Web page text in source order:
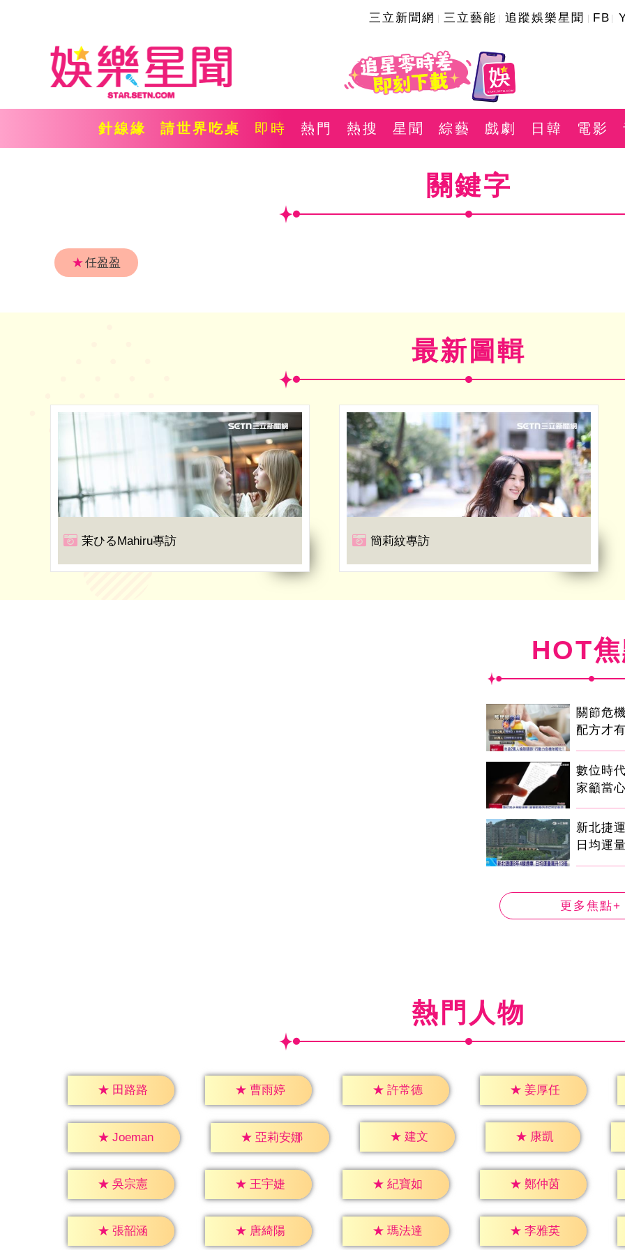
三立新聞網 三立藝能 追蹤娛樂星聞 FB
針線緣 請世界吃桌 即時 熱門 熱搜 星聞 綜藝 戲劇 日韓 電影
關鍵字
★任盈盈
最新圖輯
茉ひるMahiru專訪 簡莉紋專訪
HOT
關節危
配方才
數位時
家籲當
新北捷
日均運
更多焦點+
熱門人物
★ 田路路 ★ 曹雨婷 ★ 許常德 ★ 姜厚任
★ Joeman ★ 亞莉安娜 ★ 建文 ★ 康凱
★ 吳宗憲 ★ 王宇婕 ★ 紀寶如 ★ 鄭仲茵
★ 張韶涵 ★ 唐綺陽 ★ 瑪法達 ★ 李雅英